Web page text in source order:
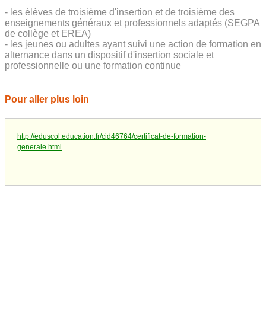
- les élèves de troisième d'insertion et de troisième des
enseignements généraux et professionnels adaptés (SEGPA
de collège et EREA)
- les jeunes ou adultes ayant suivi une action de formation en
alternance dans un dispositif d'insertion sociale et
professionnelle ou une formation continue
Pour aller plus loin
http://eduscol.education.fr/cid46764/certificat-de-formation-
generale.html